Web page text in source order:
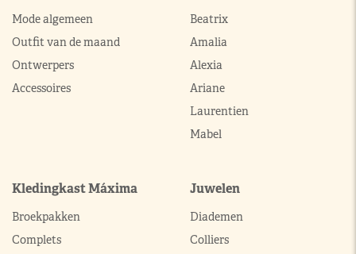
Mode algemeen
Outfit van de maand
Ontwerpers
Accessoires
Beatrix
Amalia
Alexia
Ariane
Laurentien
Mabel
Kledingkast Máxima
Broekpakken
Complets
Juwelen
Diademen
Colliers